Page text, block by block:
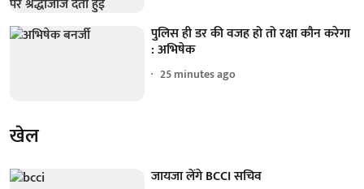
पुलिस ही डर की वजह हो तो रक्षा कौन करेगा
: अभिषेक
25 minutes ago
खेल
जायजा लेंगे BCCI सचिव